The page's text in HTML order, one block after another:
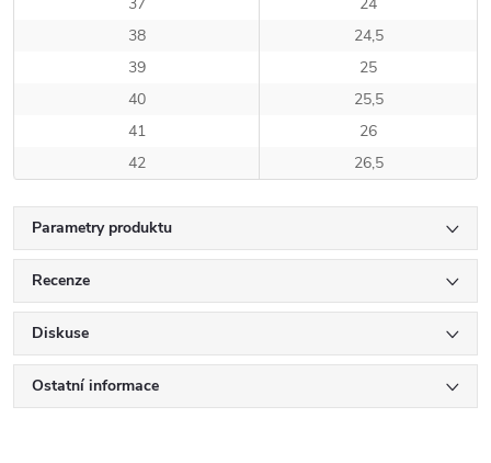
38
24,5
39
25
40
25,5
41
26
42
26,5
Parametry produktu
Recenze
Diskuse
Ostatní informace